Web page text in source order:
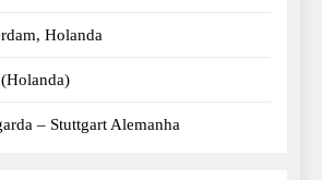
Holanda
– Stuttgart Alemanha